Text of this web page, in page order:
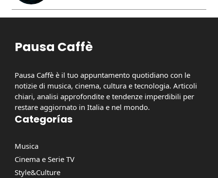
Pausa Caffè
Pausa Caffè è il tuo appuntamento quotidiano con le
notizie di musica, cinema, cultura e tecnologia. Articoli
chiari, analisi approfondite e tendenze imperdibili per
restare aggiornato in Italia e nel mondo.
Categorías
Musica
Cinema e Serie TV
Style&Culture